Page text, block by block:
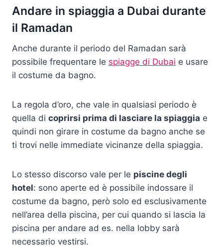
Andare in spiaggia a Dubai durante
il Ramadan
Anche durante il periodo del Ramadan sarà
possibile frequentare le spiagge di Dubai e usare
il costume da bagno.
La regola d’oro, che vale in qualsiasi periodo è
quella di coprirsi prima di lasciare la spiaggia e
quindi non girare in costume da bagno anche se
ti trovi nelle immediate vicinanze della spiaggia.
Lo stesso discorso vale per le piscine degli
hotel: sono aperte ed è possibile indossare il
costume da bagno, però solo ed esclusivamente
nell’area della piscina, per cui quando si lascia la
piscina per andare ad es. nella lobby sarà
necessario vestirsi.